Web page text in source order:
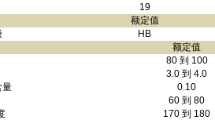
19
额定值
HB
额定值
80 到 100
3.0 到 4.0
量
0.10
60 到 80
170 到 180